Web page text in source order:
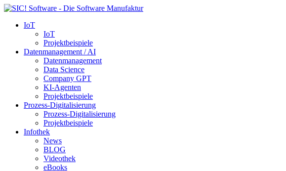
IoT
IoT
Projektbeispiele
Datenmanagement / AI
Datenmanagement
Data Science
Company GPT
KI-Agenten
Projektbeispiele
Prozess-Digitalisierung
Prozess-Digitalisierung
Projektbeispiele
Infothek
News
BLOG
Videothek
eBooks